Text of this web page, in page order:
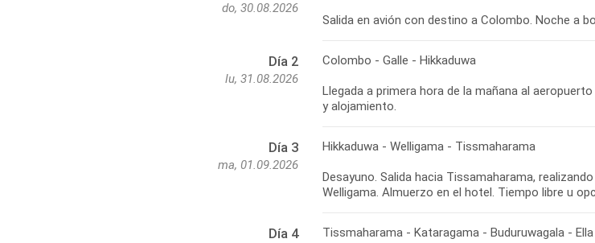
do, 30.08.2026
Salida en avión con destino a Colombo. Noche a
Día 2
lu, 31.08.2026
Colombo - Galle - Hikkaduwa
Llegada a primera hora de la mañana al
Día 3
ma, 01.09.2026
Hikkaduwa - Welligama - Tissmaharama
Desayuno. Salida hacia Tissamaharama,
Día 4 Tissmaharama - Kataragama - Buduruwagala - Ella